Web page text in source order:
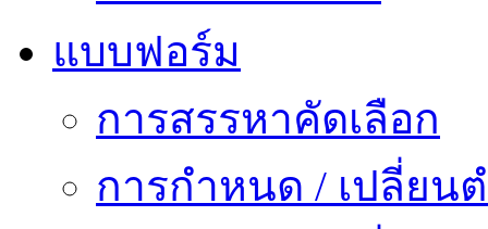
แบบฟอร์ม
การสรรหาคัดเลือก
การกำหนด / เปลี่ยน